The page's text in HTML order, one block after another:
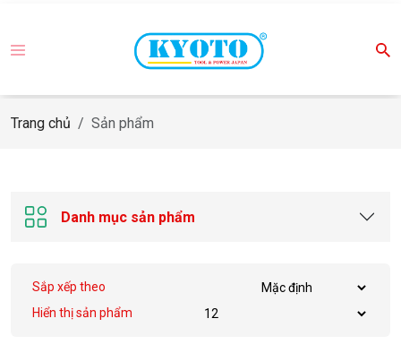
Trang chủ Sản phẩm
Danh mục sản phẩm
Sắp xếp theo
Hiển thị sản phẩm